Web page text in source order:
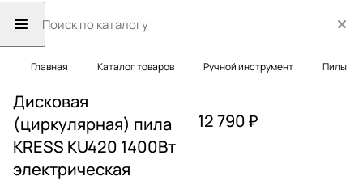
Главная Каталог товаров Ручной инструмент Пилы
Дисковая
(циркулярная) пила
KRESS KU420 1400Вт
электрическая
12 790 ₽